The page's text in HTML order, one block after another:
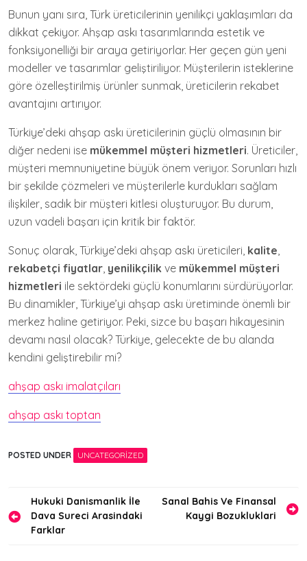
Bunun yanı sıra, Türk üreticilerinin yenilikçi yaklaşımları da
dikkat çekiyor. Ahşap askı tasarımlarında estetik ve
fonksiyonelliği bir araya getiriyorlar. Her geçen gün yeni
modeller ve tasarımlar geliştiriliyor. Müşterilerin isteklerine
göre özelleştirilmiş ürünler sunmak, üreticilerin rekabet
avantajını artırıyor.
Türkiye’deki ahşap askı üreticilerinin güçlü olmasının bir
diğer nedeni ise mükemmel müşteri hizmetleri. Üreticiler,
müşteri memnuniyetine büyük önem veriyor. Sorunları hızlı
bir şekilde çözmeleri ve müşterilerle kurdukları sağlam
ilişkiler, sadık bir müşteri kitlesi oluşturuyor. Bu durum,
uzun vadeli başarı için kritik bir faktör.
Sonuç olarak, Türkiye’deki ahşap askı üreticileri, kalite,
rekabetçi fiyatlar, yenilikçilik ve mükemmel müşteri
hizmetleri ile sektördeki güçlü konumlarını sürdürüyorlar.
Bu dinamikler, Türkiye’yi ahşap askı üretiminde önemli bir
merkez haline getiriyor. Peki, sizce bu başarı hikayesinin
devamı nasıl olacak? Türkiye, gelecekte de bu alanda
kendini geliştirebilir mi?
ahşap askı imalatçıları
ahşap askı toptan
POSTED UNDER UNCATEGORIZED
Yazı
gezinmesi
Hukuki Danismanlik İle
Dava Sureci Arasindaki
Farklar
Sanal Bahis Ve Finansal
Kaygi Bozukluklari